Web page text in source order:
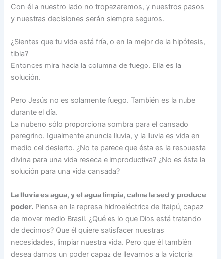
Con él a nuestro lado no tropezaremos, y nuestros pasos
y nuestras decisiones serán siempre seguros.
¿Sientes que tu vida está fría, o en la mejor de la hipótesis,
tibia?
Entonces mira hacia la columna de fuego. Ella es la
solución.
Pero Jesús no es solamente fuego. También es la nube
durante el día.
La nubeno sólo proporciona sombra para el cansado
peregrino. Igualmente anuncia lluvia, y la lluvia es vida en
medio del desierto. ¿No te parece que ésta es la respuesta
divina para una vida reseca e improductiva? ¿No es ésta la
solución para una vida cansada?
La lluvia es agua, y el agua limpia, calma la sed y produce
poder. Piensa en la represa hidroeléctrica de Itaipú, capaz
de mover medio Brasil. ¿Qué es lo que Dios está tratando
de decirnos? Que él quiere satisfacer nuestras
necesidades, limpiar nuestra vida. Pero que él también
desea darnos un poder capaz de llevarnos a la victoria